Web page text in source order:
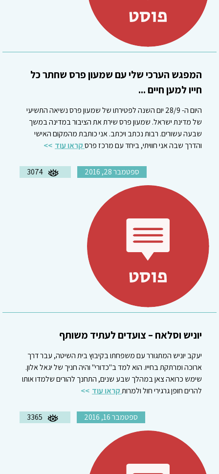
המפגש הערכי שלי עם שמעון פרס שחתר כל
חייו למען חיים ...
היום ה- 28/9 יום השנה לפטירתו של שמעון פרס נשיאה התשיעי
של מדינת ישראל. שמעון פרס שירת את הציבור במדינה במשך
שבעה עשורים. רבות נכתב ויכתב. אני כותבת מהמקום האישי
והדרך שבה אני חוויתי, ביחד עם מרכז פרסקראו עוד
ספטמבר 28, 2016 3074
יוניש וסלאח – צועדים לעתיד משותף
יעקב יוניש המתגורר עם משפחתו בקיבוץ בית השיטה, עבר דרך
ארוכה ומרתקת בחייו. הוא למד ב"כדורי" והיה חניך של יגאל אלון.
שימש כרואה צאן במהלך שבע שנים, התחנך להורים שלמדו אותו
להרים חופן גרגירי חול ולמרותקראו עוד
ספטמבר 16, 2016 3365